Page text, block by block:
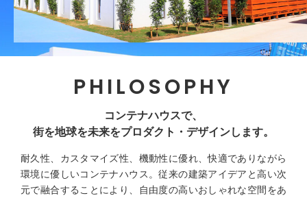
PHILOSOPHY
コンテナハウスで、
街を地球を未来をプロダクト・デザインします。
耐久性、カスタマイズ性、機動性に優れ、快適でありながら
環境に優しいコンテナハウス。従来の建築アイデアと高い次
元で融合することにより、自由度の高いおしゃれな空間をあ